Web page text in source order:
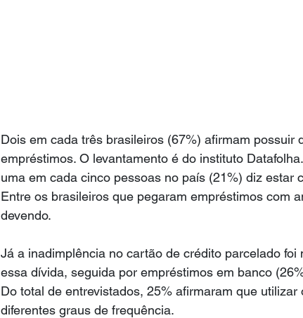
Dois em cada três brasileiros (67%) afirmam possuir
empréstimos. O levantamento é do instituto
uma em cada cinco pessoas no país (21%) diz estar
Entre os brasileiros que pegaram empréstimos com
devendo.
Já a inadimplência no cartão de crédito parcelado
essa dívida, seguida por empréstimos em banco
Do total de entrevistados, 25% afirmaram que
diferentes graus de frequência.